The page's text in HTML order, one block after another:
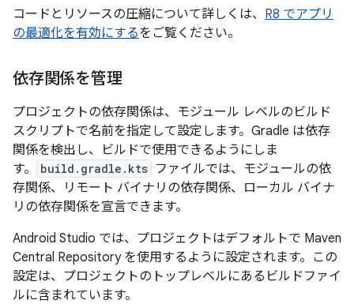
コードとリソースの圧縮について詳しくは、 R8 でアプリ
の最適化を有効にするをご覧ください。
依存関係を管理
プロジェクトの依存関係は、モジュール レベルのビルド
スクリプトで名前を指定して設定します。Gradle は依存
関係を検出し、ビルドで使用できるようにしま
す。
build.gradle.kts ファイルでは、モジュールの依
存関係、リモート バイナリの依存関係、ローカル バイナ
リの依存関係を宣言できます。
Android Studio では、プロジェクトはデフォルトで Maven
Central Repository を使用するように設定されます。この
設定は、プロジェクトのトップレベルにあるビルドファイ
ルに含まれています。